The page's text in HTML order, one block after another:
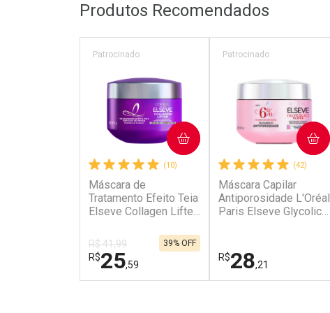
Produtos Recomendados
(10)
Máscara de
Tratamento Efeito Teia
Elseve Collagen Lifter
Patrocinado
R$ 41,99
R$25,59
39% OFF
COMPRAR
(42)
Máscara Capilar
Antiporosidade L'Oréal
Paris Elseve Glycolic
Patrocinado
R$28,21
COMPRAR